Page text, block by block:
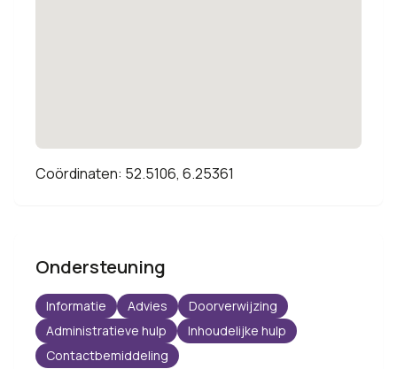
Coördinaten: 52.5106, 6.25361
Ondersteuning
Informatie Advies
Doorverwijzing
Administratieve hulp
Inhoudelijke hulp
Contactbemiddeling